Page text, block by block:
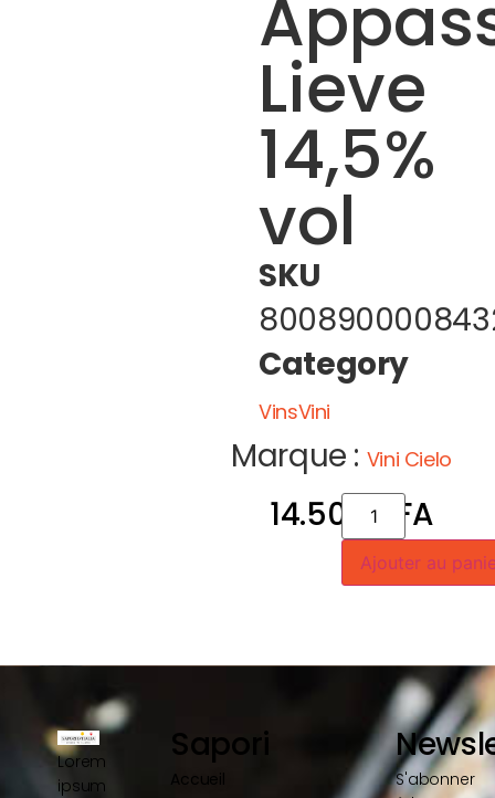
Lieve
14,5%
vol
SKU
Category
VinsVini
Marque : Vini Cielo
14.500CFA
Ajouter au
Lorem
ipsum
Sapori
Accueil
S'abonner